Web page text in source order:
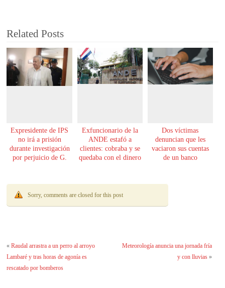
Related Posts
Expresidente de IPS
no irá a prisión
durante investigación
por perjuicio de G.
Exfuncionario de la
ANDE estafó a
clientes: cobraba y se
quedaba con el dinero
Dos víctimas
denuncian que les
vaciaron sus cuentas
de un banco
Sorry, comments are closed for this post
«Raudal arrastra a un perro al arroyo
Lambaré y tras horas de agonía es
rescatado por bomberos
Meteorología anuncia una jornada fría
y con lluvias»